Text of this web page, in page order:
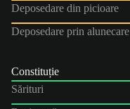
Deposedare din picioare
Deposedare prin alunecare
Constituție
Sărituri